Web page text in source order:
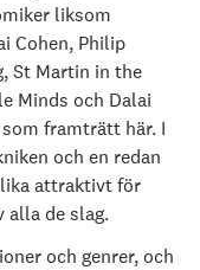
liksom
Cohen, Philip
St Martin in the
Minds och Dalai
framträtt här. I
och en redan
attraktivt för
alla de slag.
och genrer, och